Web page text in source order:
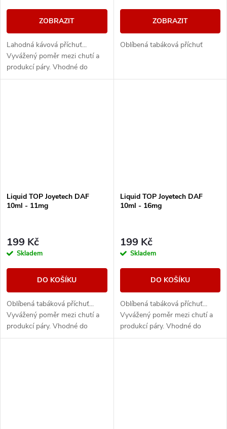
ZOBRAZIT
Lahodná kávová příchuť...
Vyvážený poměr mezi chutí a
produkcí páry. Vhodné do
všech typů e-cigaret
ZOBRAZIT
Oblíbená tabáková příchuť
Liquid TOP Joyetech DAF
10ml - 11mg
199 Kč
Skladem
DO KOŠÍKU
Oblíbená tabáková příchuť...
Vyvážený poměr mezi chutí a
produkcí páry. Vhodné do
všech typů e-cigaret
Liquid TOP Joyetech DAF
10ml - 16mg
199 Kč
Skladem
DO KOŠÍKU
Oblíbená tabáková příchuť...
Vyvážený poměr mezi chutí a
produkcí páry. Vhodné do
všech typů e-cigaret